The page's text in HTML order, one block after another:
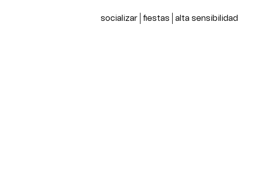
socializar fiestas alta sensibilidad